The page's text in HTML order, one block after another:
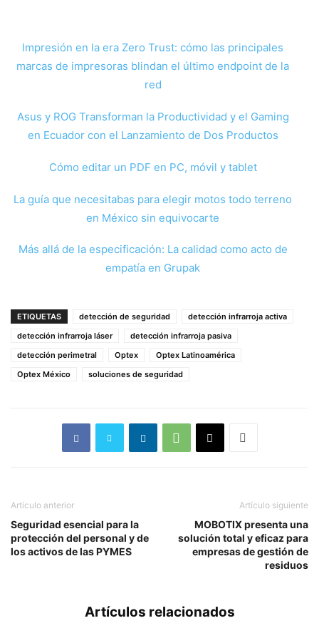
Impresión en la era Zero Trust: cómo las principales
marcas de impresoras blindan el último endpoint de la
red
Asus y ROG Transforman la Productividad y el Gaming
en Ecuador con el Lanzamiento de Dos Productos
Cómo editar un PDF en PC, móvil y tablet
La guía que necesitabas para elegir motos todo terreno
en México sin equivocarte
Más allá de la especificación: La calidad como acto de
empatía en Grupak
ETIQUETAS detección de seguridad
detección infrarroja activa
detección infrarroja láser
detección infrarroja pasiva
detección perimetral
Optex
Optex Latinoamérica
Optex México
soluciones de seguridad
Artículo anterior
Seguridad esencial para la
protección del personal y de
los activos de las PYMES
Artículo siguiente
MOBOTIX presenta una
solución total y eficaz para
empresas de gestión de
residuos
Artículos relacionados